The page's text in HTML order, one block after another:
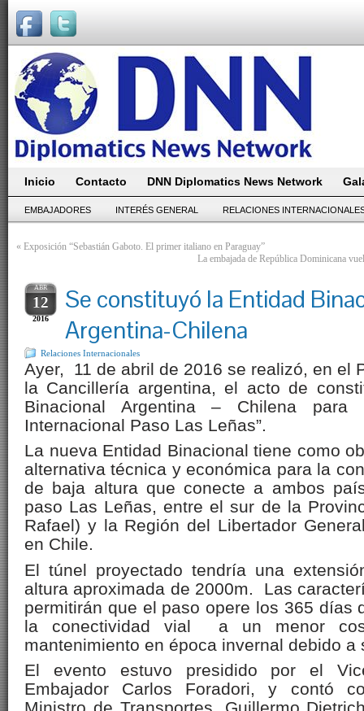
Inicio Contacto DNN Diplomatics News Network
EMBAJADORES INTERÉS GENERAL RELACIONES
« Exposición “Sebastián Gaboto. El primer italiano en Paraguay”
La embajada de República Dominicana
ABR
12
2016
Se constituyó la Entidad
Argentina-Chilena
Relaciones Internacionales
Ayer, 11 de abril de 2016 se realizó, en el
la Cancillería argentina, el acto de
Binacional Argentina – Chilena para
Internacional Paso Las Leñas”.
La nueva Entidad Binacional tiene como
alternativa técnica y económica para la
de baja altura que conecte a ambos
paso Las Leñas, entre el sur de la
Rafael) y la Región del Libertador
en Chile.
El túnel proyectado tendría una
altura aproximada de 2000m. Las
permitirán que el paso opere los 365 días
la conectividad vial a un menor
mantenimiento en época invernal debido a
El evento estuvo presidido por el
Embajador Carlos Foradori, y contó